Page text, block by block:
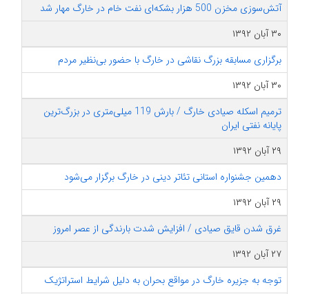
آتش‌سوزی مخزن 500 هزار بشکه‌ای نفت خام در خارگ مهار شد
۳۰ آبان ۱۳۹۲
برگزاری مسابقه بزرگ نقاشی در خارگ با حضور بی‌نظیر مردم
۳۰ آبان ۱۳۹۲
ترمیم اسکله صیادی خارگ / بارش 119 میلی‌متری در بزرگ‌ترین
پایانه نفتی ایران
۲۹ آبان ۱۳۹۲
دهمین جشنواره استانی تئاتر دینی در خارگ برگزار می‌شود
۲۹ آبان ۱۳۹۲
غرق شدن قایق صیادی / افزایش شدت بارندگی از عصر امروز
۲۷ آبان ۱۳۹۲
توجه به جزیره خارگ در مواقع بحران به دلیل شرایط استراتژیک